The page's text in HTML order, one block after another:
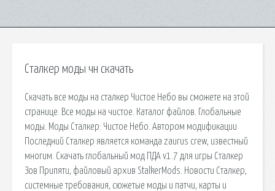
Сталкер моды чн скачать
Скачать все моды на сталкер Чистое Небо вы сможете на этой
странице. Все моды на чистое. Каталог файлов. Глобальные
моды. Моды Сталкер: Чистое Небо. Автором модификации
Последний Сталкер является команда zaurus crew, известный
многим. Скачать глобальный мод ПДА v1.7 для игры Сталкер
Зов Припяти, файловый архив StalkerMods. Новости Сталкер,
системные требования, сюжетые моды и патчи, карты и